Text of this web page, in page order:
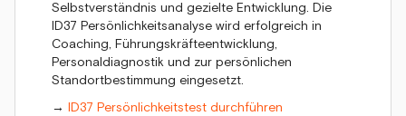
Selbstverständnis und gezielte Entwicklung. Die
ID37 Persönlichkeitsanalyse wird erfolgreich in
Coaching, Führungskräfteentwicklung,
Personaldiagnostik und zur persönlichen
Standortbestimmung eingesetzt.
→ ID37 Persönlichkeitstest durchführen